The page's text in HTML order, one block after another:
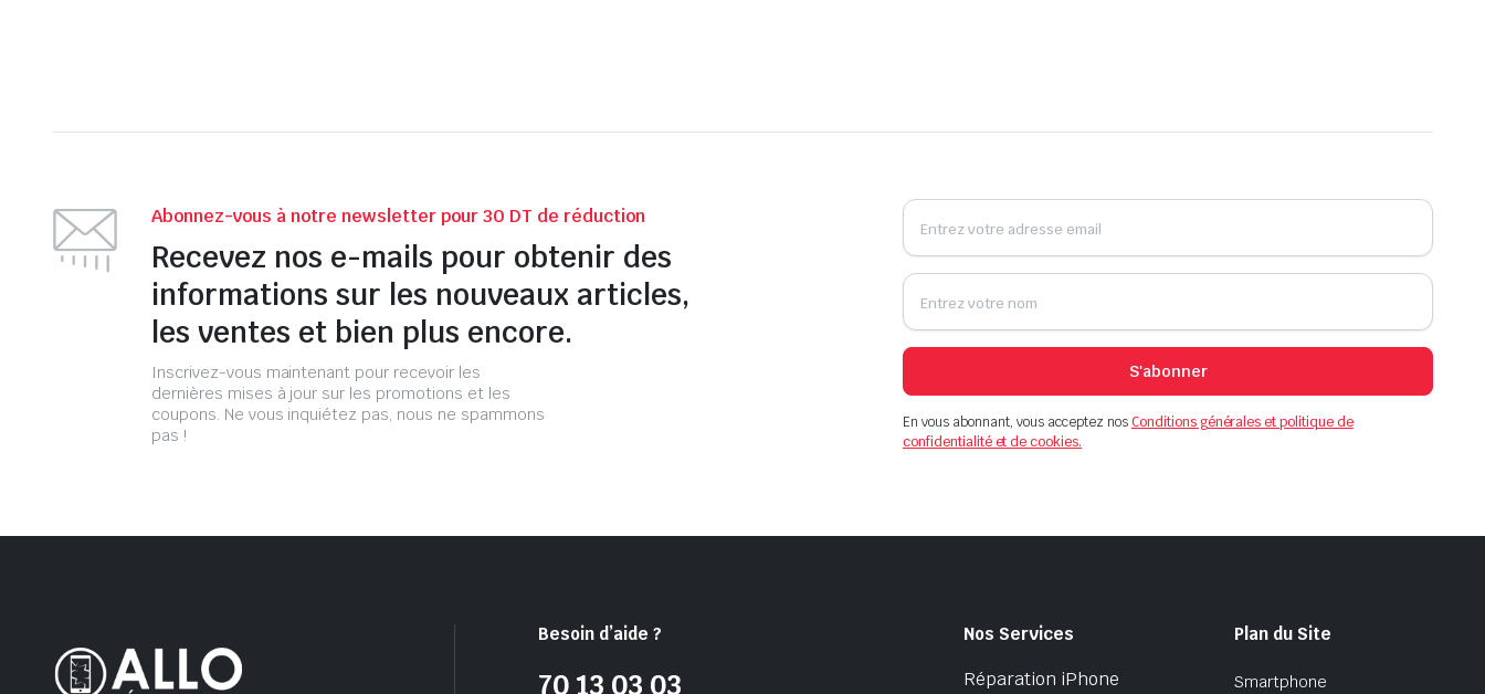
Abonnez-vous à notre newsletter pour 30 DT de réduction
Recevez nos e-mails pour obtenir des
informations sur les nouveaux articles,
les ventes et bien plus encore.
Inscrivez-vous maintenant pour recevoir les
dernières mises à jour sur les promotions et les
coupons. Ne vous inquiétez pas, nous ne spammons
pas !
S'abonner
En vous abonnant, vous acceptez nosConditions générales et politique de
confidentialité et de cookies.
Besoin d’aide ?
70 13 03 03
Nos Services
Réparation iPhone
Plan du Site
Smartphone